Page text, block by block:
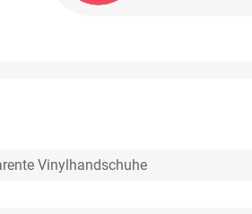
Vinylhandschuhe